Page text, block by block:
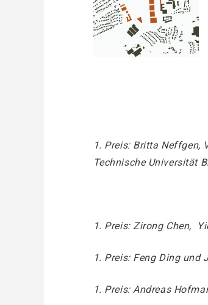
1. Preis: Britta Neffgen,
Technische Universität
1. Preis: Zirong Chen,
1. Preis: Feng Ding
1. Preis: Andreas